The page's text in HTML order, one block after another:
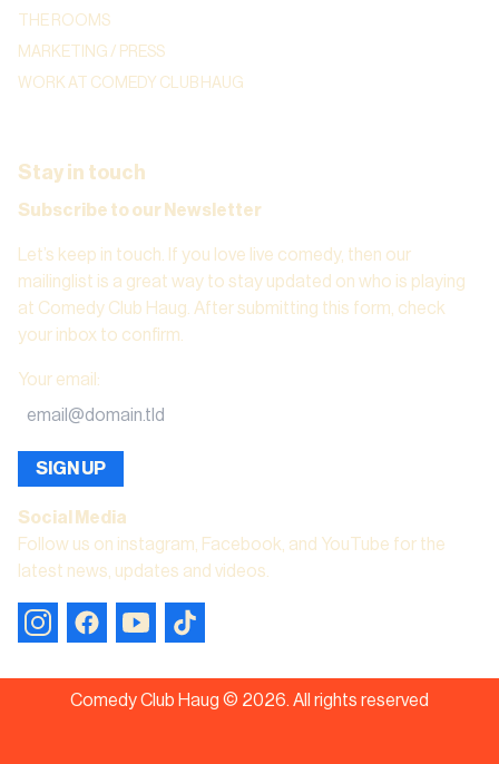
THE ROOMS
MARKETING / PRESS
WORK AT COMEDY CLUB HAUG
Stay in touch
Subscribe to our Newsletter
Let’s keep in touch. If you love live comedy, then our
mailinglist is a great way to stay updated on who is playing
at Comedy Club Haug. After submitting this form, check
your inbox to confirm.
Your email :
SIGN UP
Social Media
Follow us on instagram, Facebook, and YouTube for the
latest news, updates and videos.
Comedy Club Haug © 2026. All rights reserved